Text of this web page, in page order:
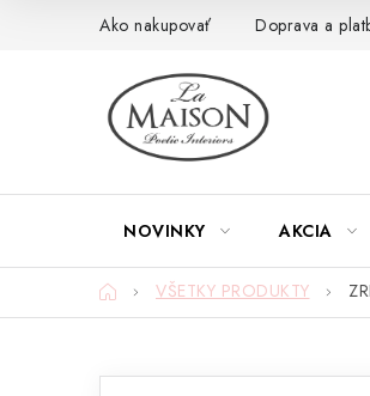
Ako nakupovať Doprava a
NOVINKY AKCIA
DomovVŠETKY PRODUKTY